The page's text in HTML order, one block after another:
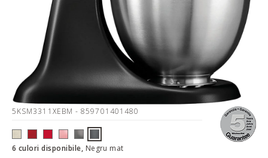
5KSM3311XEBM- 859701401480
6 culori disponibile, Negru mat